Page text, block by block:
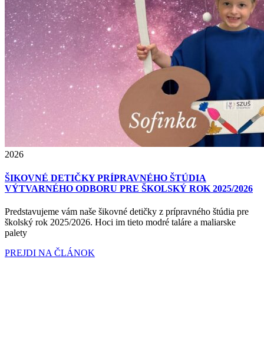
2026
ŠIKOVNÉ DETIČKY PRÍPRAVNÉHO ŠTÚDIA
VÝTVARNÉHO ODBORU PRE ŠKOLSKÝ ROK 2025/2026
Predstavujeme vám naše šikovné detičky z prípravného štúdia pre
školský rok 2025/2026. Hoci im tieto modré taláre a maliarske
palety
PREJDI NA ČLÁNOK